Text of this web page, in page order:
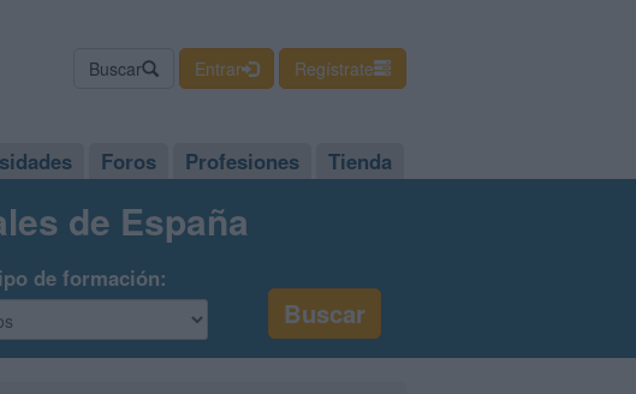
Buscar Entrar Regístrate
Foros Profesiones Tienda
de España
de formación: